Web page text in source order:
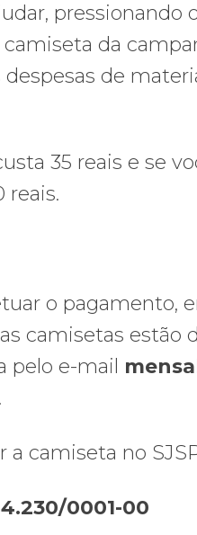
da
de
35 reais e se
reais.
o pagamento,
camisetas estão
pelo e-mail
.
a camiseta no
0001-00